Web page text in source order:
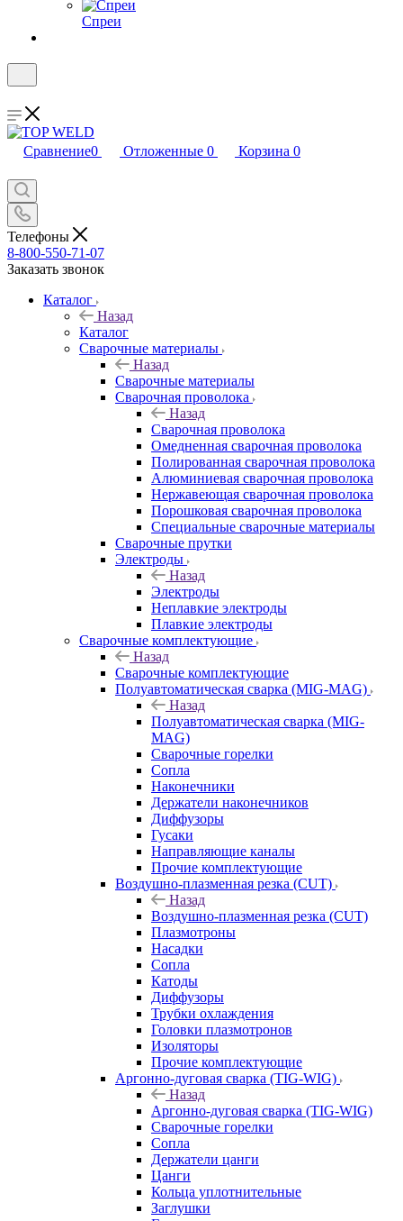
Спреи
Сравнение0 Отложенные 0 Корзина 0
Телефоны
8-800-550-71-07
Заказать звонок
Каталог
Назад
Каталог
Сварочные материалы
Назад
Сварочные материалы
Сварочная проволока
Назад
Сварочная проволока
Омедненная сварочная проволока
Полированная сварочная проволока
Алюминиевая сварочная проволока
Нержавеющая сварочная проволока
Порошковая сварочная проволока
Специальные сварочные материалы
Сварочные прутки
Электроды
Назад
Электроды
Неплавкие электроды
Плавкие электроды
Сварочные комплектующие
Назад
Сварочные комплектующие
Полуавтоматическая сварка (MIG-MAG)
Назад
Полуавтоматическая сварка (MIG-
MAG)
Сварочные горелки
Сопла
Наконечники
Держатели наконечников
Диффузоры
Гусаки
Направляющие каналы
Прочие комплектующие
Воздушно-плазменная резка (CUT)
Назад
Воздушно-плазменная резка (CUT)
Плазмотроны
Насадки
Сопла
Катоды
Диффузоры
Трубки охлаждения
Головки плазмотронов
Изоляторы
Прочие комплектующие
Аргонно-дуговая сварка (TIG-WIG)
Назад
Аргонно-дуговая сварка (TIG-WIG)
Сварочные горелки
Сопла
Держатели цанги
Цанги
Кольца уплотнительные
Заглушки